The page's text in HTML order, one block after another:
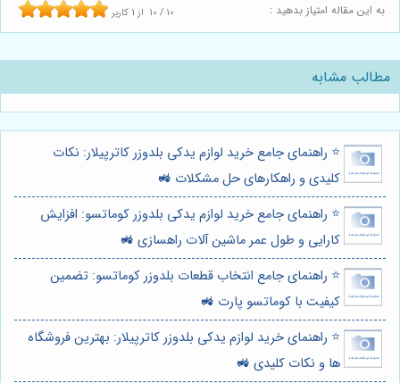
به این مقاله امتیاز بدهید : 10 / 10 از 1 کاربر
مطالب مشابه
⭐️ راهنمای جامع خرید لوازم یدکی بلدوزر کاترپیلار: نکات
کلیدی و راهکارهای حل مشکلات 🚜
⭐️ راهنمای جامع خرید لوازم یدکی بلدوزر کوماتسو: افزایش
کارایی و طول عمر ماشین آلات راهسازی 🚜
⭐️ راهنمای جامع انتخاب قطعات بلدوزر کوماتسو: تضمین
کیفیت با کوماتسو پارت 🚜
⭐️ راهنمای خرید لوازم یدکی بلدوزر کاترپیلار: بهترین فروشگاه
ها و نکات کلیدی 🚜